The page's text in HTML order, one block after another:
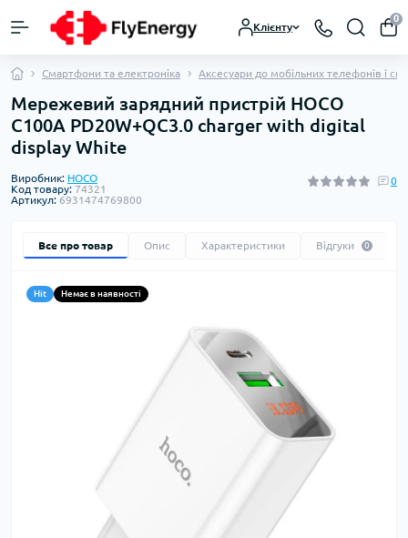
Клієнту
0
Смартфони та електроніка Аксесуари до мобільних телефонів і
Мережевий зарядний пристрій HOCO
C100A PD20W+QC3.0 charger with digital
display White
Виробник: HOCO
Код товару: 74321
Артикул: 6931474769800
0
Все про товар Опис Характеристики Відгуки 0
Hit Немає в наявності